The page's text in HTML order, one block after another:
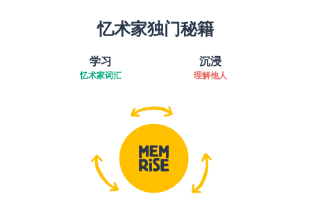
忆术家独门秘籍
学习
忆术家词汇
沉浸
理解他人